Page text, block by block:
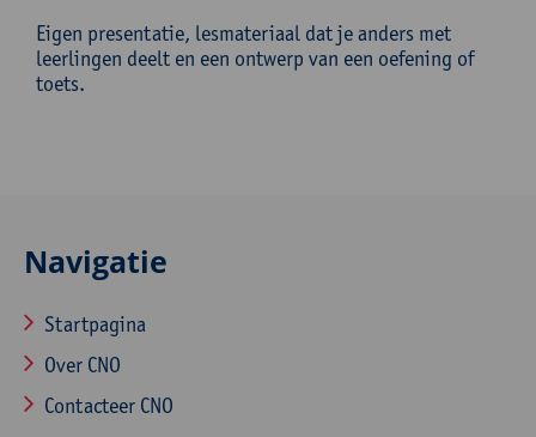
Eigen presentatie, lesmateriaal dat je anders met
leerlingen deelt en een ontwerp van een oefening of
toets.
Navigatie
Startpagina
Over CNO
Contacteer CNO